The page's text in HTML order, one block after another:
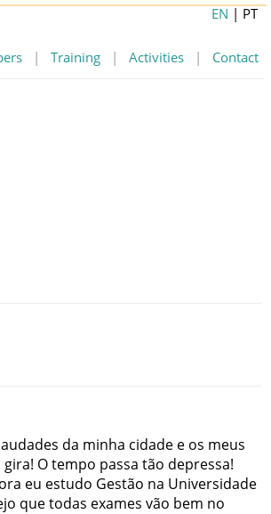
| Training | Activities | Contact
EN | PT
da minha cidade e os meus
gira! Otempo passa tão depressa!
eu estudo Gestão na Universidade
quetodas exames vão bem no